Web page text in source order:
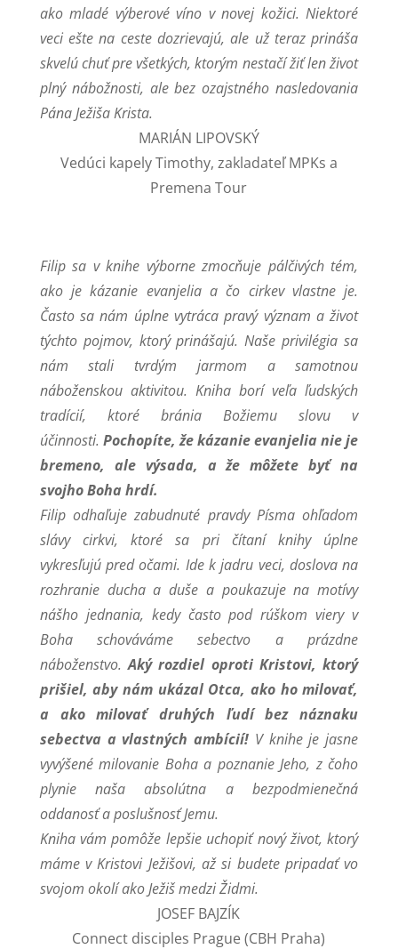
ako mladé výberové víno v novej kožici. Niektoré
veci ešte na ceste dozrievajú, ale už teraz prináša
skvelú chuť pre všetkých, ktorým nestačí žiť len život
plný nábožnosti, ale bez ozajstného nasledovania
Pána Ježiša Krista.
MARIÁN LIPOVSKÝ
Vedúci kapely Timothy, zakladateľ MPKs a
Premena Tour
Filip sa v knihe výborne zmocňuje pálčivých tém,
ako je kázanie evanjelia a čo cirkev vlastne je.
Často sa nám úplne vytráca pravý význam a život
týchto pojmov, ktorý prinášajú. Naše privilégia sa
nám stali tvrdým jarmom a samotnou
náboženskou aktivitou. Kniha borí veľa ľudských
tradícií, ktoré bránia Božiemu slovu v
účinnosti. Pochopíte, že kázanie evanjelia nie je
bremeno, ale výsada, a že môžete byť na
svojho Boha hrdí.
Filip odhaľuje zabudnuté pravdy Písma ohľadom
slávy cirkvi, ktoré sa pri čítaní knihy úplne
vykresľujú pred očami. Ide k jadru veci, doslova na
rozhranie ducha a duše a poukazuje na motívy
nášho jednania, kedy často pod rúškom viery v
Boha schováváme sebectvo a prázdne
náboženstvo.Aký rozdiel oproti Kristovi, ktorý
prišiel, aby nám ukázal Otca, ako ho milovať,
a ako milovať druhých ľudí bez náznaku
sebectva a vlastných ambícií! V knihe je jasne
vyvýšené milovanie Boha a poznanie Jeho, z čoho
plynie naša absolútna a bezpodmienečná
oddanosť a poslušnosť Jemu.
Kniha vám pomôže lepšie uchopiť nový život, ktorý
máme v Kristovi Ježišovi, až si budete pripadať vo
svojom okolí ako Ježiš medzi Židmi.
JOSEF BAJZÍK
Connect disciples Prague (CBH Praha)